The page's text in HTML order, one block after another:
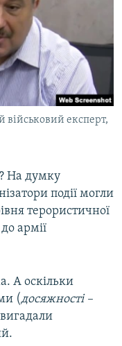
експерт,
На думку
події могли
терористичної
армії
А оскільки
(досяжності –